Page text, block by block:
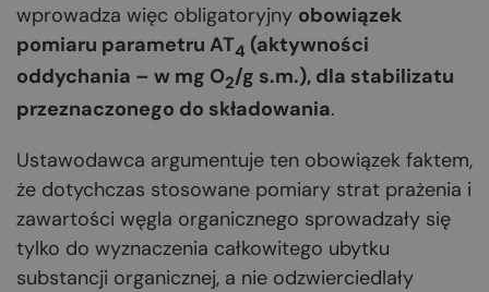
wprowadza więc obligatoryjny obowiązek
pomiaru parametru AT4 (aktywności
oddychania – w mg O2/g s.m.), dla stabilizatu
przeznaczonego do składowania.
Ustawodawca argumentuje ten obowiązek faktem,
że dotychczas stosowane pomiary strat prażenia i
zawartości węgla organicznego sprowadzały się
tylko do wyznaczenia całkowitego ubytku
substancji organicznej, a nie odzwierciedlały